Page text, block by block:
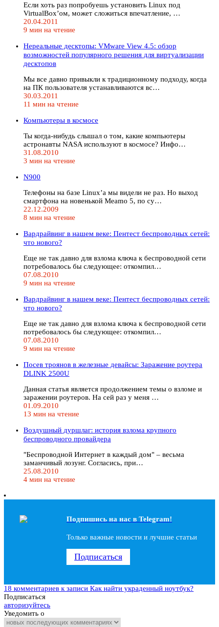
Если хоть раз попробуешь установить Linux под
VirtualBox’ом, может сложиться впечатление, …
20.04.2011
9 мин на чтение
Нереальные десктопы: VMware View 4.5: обзор
возможностей популярного решения для виртуализации
десктопов
Мы все давно привыкли к традиционному подходу, когда
на ПК пользователя устанавливаются вс…
30.03.2011
11 мин на чтение
Компьютеры в космосе
Ты когда-нибудь слышал о том, какие компьютеры
астронавты NASA используют в космосе? Инфо…
31.08.2010
3 мин на чтение
N900
Телефоны на базе Linux’а мы видели не раз. Но выход
смартфона на новенькой Meamo 5, по су…
22.12.2009
8 мин на чтение
Вардрайвинг в нашем веке: Пентест беспроводных сетей:
что нового?
Еще не так давно для взлома ключа к беспроводной сети
потребовалось бы следующее: откомпил…
07.08.2010
9 мин на чтение
Вардрайвинг в нашем веке: Пентест беспроводных сетей:
что нового?
Еще не так давно для взлома ключа к беспроводной сети
потребовалось бы следующее: откомпил…
07.08.2010
9 мин на чтение
Посев троянов в железные девайсы: Заражение роутера
DLINK 2500U
Данная статья является продолжением темы о взломе и
заражении роутеров. На сей раз у меня …
01.09.2010
13 мин на чтение
Воздушный дуршлаг: история взлома крупного
беспроводного провайдера
"Беспроводной Интернет в каждый дом" – весьма
заманчивый лозунг. Согласись, при…
25.08.2010
4 мин на чтение
Подпишись на наc в Telegram!
Только важные новости и лучшие статьи
Подписаться
18 комментариев к записи Как найти украденный ноутбук?
Подписаться
авторизуйтесь
Уведомить о